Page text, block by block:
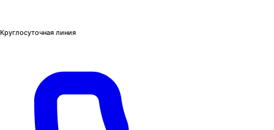
Круглосуточная линия